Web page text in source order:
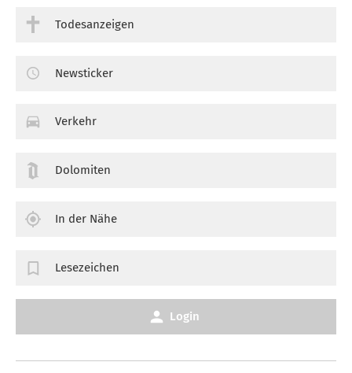
Todesanzeigen
Newsticker
Verkehr
Dolomiten
In der Nähe
Lesezeichen
Login